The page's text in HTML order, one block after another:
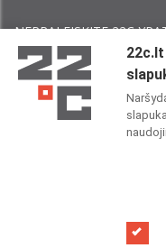
NEPRALEISKITE 22С
Perskaičiau ir
22C SOCIALINIUOSE